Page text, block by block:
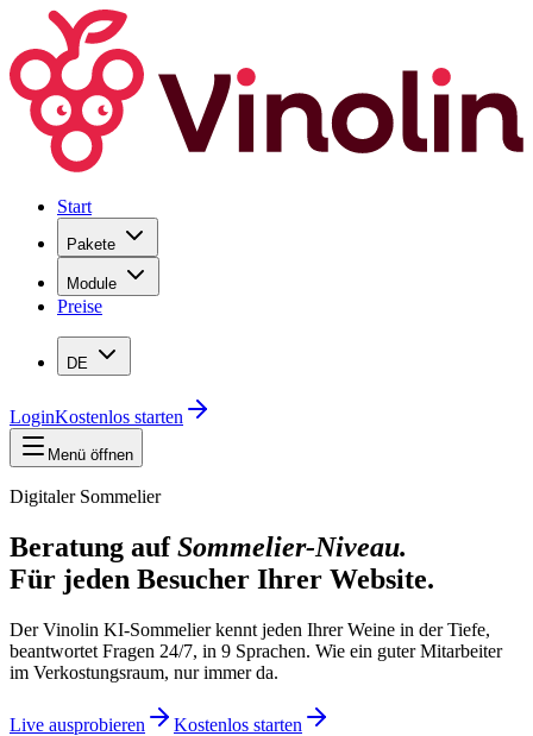
Start
Pakete
Module
Preise
DE
LoginKostenlos starten
Menü öffnen
Digitaler Sommelier
Beratung aufSommelier-Niveau.
Für jeden Besucher Ihrer Website.
Der Vinolin KI-Sommelier kennt jeden Ihrer Weine in der Tiefe,
beantwortet Fragen 24/7, in 9 Sprachen. Wie ein guter Mitarbeiter
im Verkostungsraum, nur immer da.
Live ausprobieren
Kostenlos starten